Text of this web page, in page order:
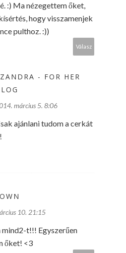
:) Ma nézegettem őket,
hogy visszamenjek
pulthoz. :))
Válasz
- FOR HER
március 5. 8:06
ajánlani tudom a cerkát
10. 21:15
t!!! Egyszerűen
őket! <3